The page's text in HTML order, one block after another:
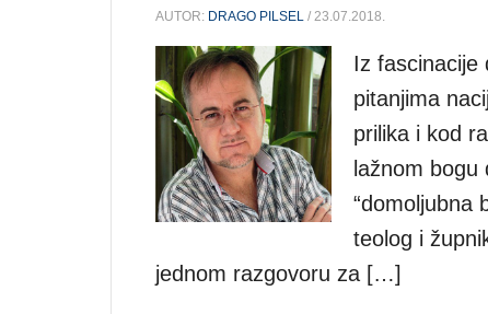
AUTOR: DRAGO PILSEL / 23.07.2018.
Iz fascinacije
pitanjima
prilika i kod
lažnom
“domoljubna
teolog i
jednom razgovoru za […]